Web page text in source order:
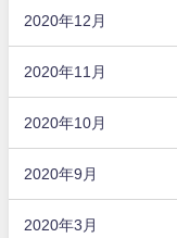
2020年12月
2020年11月
2020年10月
2020年9月
2020年3月